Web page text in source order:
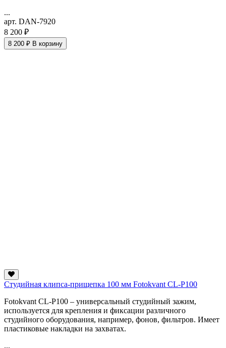
...
арт. DAN-7920
8 200 ₽
8 200 ₽ В корзину
Студийная клипса-прищепка 100 мм Fotokvant CL-P100
Fotokvant CL-P100 – универсальный студийный зажим,
используется для крепления и фиксации различного
студийного оборудования, например, фонов, фильтров. Имеет
пластиковые накладки на захватах.
...